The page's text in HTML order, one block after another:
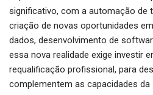
significativo, com a automação de
criação de novas oportunidades
dados, desenvolvimento de
essa nova realidade exige investir
requalificação profissional, para
complementem as capacidades da